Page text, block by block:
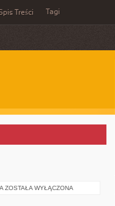
Treści Tagi
ARTYKUŁY
ZOSTAŁA WYŁĄCZONA